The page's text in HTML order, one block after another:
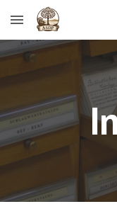
Skip to main content